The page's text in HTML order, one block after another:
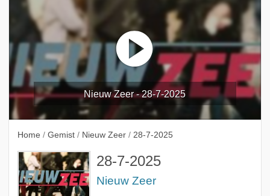
Nieuw Zeer - 28-7-2025
Home / Gemist / Nieuw Zeer / 28-7-2025
28-7-2025
Nieuw Zeer